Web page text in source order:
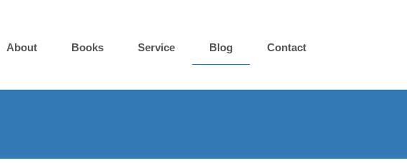
About Books Service Blog Contact